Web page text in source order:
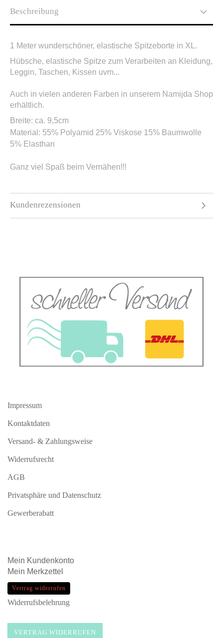
Beschreibung
1 Meter wunderschöner, elastische Spitzeborte in XL.
Hübsche, elastische Spitze zum Verarbeiten an Kleidung,
Leggin, Taschen, Kissen uvm...
Auch in vielen anderen Farben in unserem Namijda Shop
erhältlich.
Breite: ca. 9,5cm
Material: 55% Polyamid 25% Viskose 15% Baumwolle
5% Elasthan
Ganz viel Spaß beim Vernähen!!!
Kundenrezensionen
Impressum
Kontaktdaten
Versand- & Zahlungsweise
Widerrufsrecht
AGB
Privatsphäre und Datenschutz
Gewerberabatt
Mein Kundenkonto
Mein Merkzettel
Vertrag widerrufen
Widerrufsbelehrung
VERTRAG WIDERRUFEN